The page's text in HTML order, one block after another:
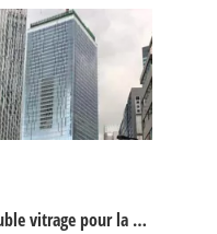
Double vitrage pour la construction